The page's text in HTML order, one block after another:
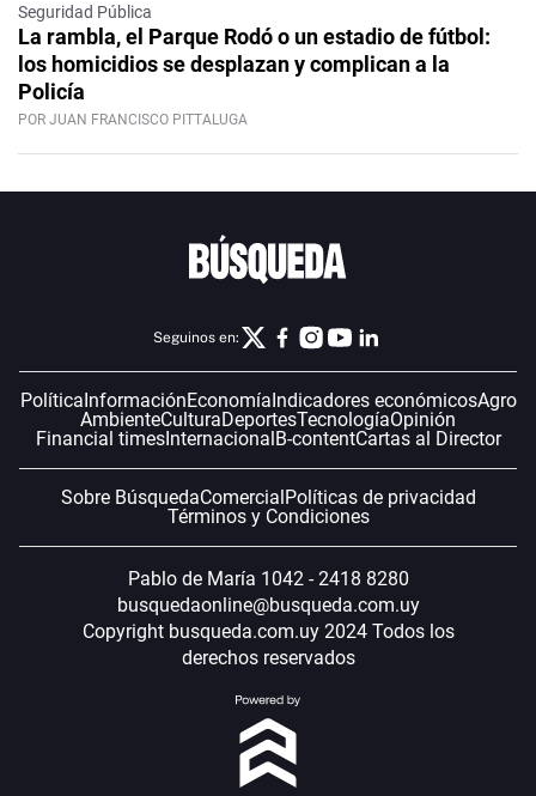
Seguridad Pública
La rambla, el Parque Rodó o un estadio de fútbol:
los homicidios se desplazan y complican a la
Policía
POR JUAN FRANCISCO PITTALUGA
Seguinos en:
Política InformaciónEconomía Indicadores económicosAgro
AmbienteCulturaDeportesTecnologíaOpinión
Financial timesInternacional B-contentCartas al Director
Sobre BúsquedaComercial Políticas de privacidad
Términos y Condiciones
Pablo de María 1042 - 2418 8280
busquedaonline@busqueda.com.uy
Copyright busqueda.com.uy 2024 Todos los
derechos reservados